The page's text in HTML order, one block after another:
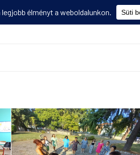
Disszemináció